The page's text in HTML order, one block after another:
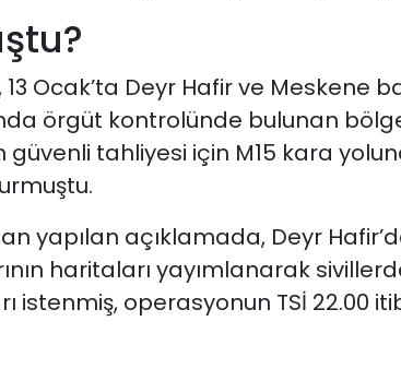
13 Ocak’ta Deyr Hafir ve Meskene
örgüt kontrolünde bulunan
güvenli tahliyesi için M15 kara
yapılan açıklamada, Deyr
haritaları yayımlanarak
istenmiş, operasyonun TSİ 22.00